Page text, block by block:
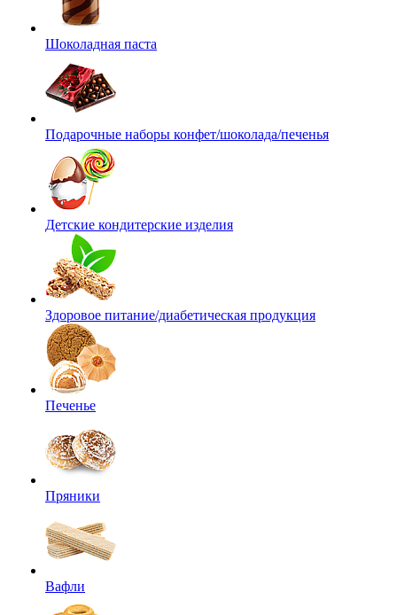
Шоколадная паста
Подарочные наборы конфет/шоколада/печенья
Детские кондитерские изделия
Здоровое питание/диабетическая продукция
Печенье
Пряники
Вафли